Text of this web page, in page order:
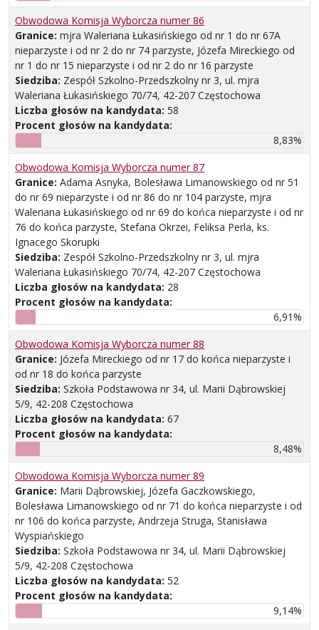
Obwodowa Komisja Wyborcza numer 86
Granice: mjra Waleriana Łukasińskiego od nr 1 do nr 67A
nieparzyste i od nr 2 do nr 74 parzyste, Józefa Mireckiego od
nr 1 do nr 15 nieparzyste i od nr 2 do nr 16 parzyste
Siedziba: Zespół Szkolno-Przedszkolny nr 3, ul. mjra
Waleriana Łukasińskiego 70/74, 42-207 Częstochowa
Liczba głosów na kandydata: 58
Procent głosów na kandydata:
8,83%
Obwodowa Komisja Wyborcza numer 87
Granice: Adama Asnyka, Bolesława Limanowskiego od nr 51
do nr 69 nieparzyste i od nr 86 do nr 104 parzyste, mjra
Waleriana Łukasińskiego od nr 69 do końca nieparzyste i od nr
76 do końca parzyste, Stefana Okrzei, Feliksa Perla, ks.
Ignacego Skorupki
Siedziba: Zespół Szkolno-Przedszkolny nr 3, ul. mjra
Waleriana Łukasińskiego 70/74, 42-207 Częstochowa
Liczba głosów na kandydata: 28
Procent głosów na kandydata:
6,91%
Obwodowa Komisja Wyborcza numer 88
Granice: Józefa Mireckiego od nr 17 do końca nieparzyste i
od nr 18 do końca parzyste
Siedziba: Szkoła Podstawowa nr 34, ul. Marii Dąbrowskiej
5/9, 42-208 Częstochowa
Liczba głosów na kandydata: 67
Procent głosów na kandydata:
8,48%
Obwodowa Komisja Wyborcza numer 89
Granice: Marii Dąbrowskiej, Józefa Gaczkowskiego,
Bolesława Limanowskiego od nr 71 do końca nieparzyste i od
nr 106 do końca parzyste, Andrzeja Struga, Stanisława
Wyspiańskiego
Siedziba: Szkoła Podstawowa nr 34, ul. Marii Dąbrowskiej
5/9, 42-208 Częstochowa
Liczba głosów na kandydata: 52
Procent głosów na kandydata:
9,14%